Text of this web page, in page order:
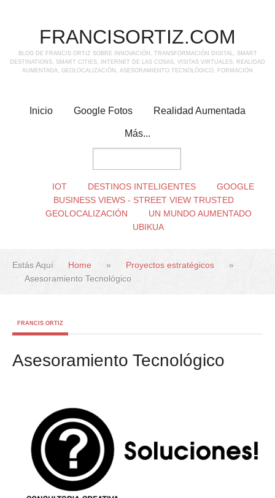
FRANCISORTIZ.COM
BLOG DE FRANCIS ORTIZ SOBRE INNOVACIÓN, TRANSFORMACIÓN DIGITAL, SMART
DESTINATIONS, SMART CITIES, INTERNET DE LAS COSAS, VISITAS VIRTUALES, REALIDAD
AUMENTADA, GEOLOCALIZACIÓN, ASESORAMIENTO TECNOLÓGICO, FORMACIÓN
Inicio Google Fotos Realidad Aumentada
Más...
IOT DESTINOS INTELIGENTES
GOOGLE
BUSINESS VIEWS - STREET VIEW TRUSTED
GEOLOCALIZACIÓN
UN MUNDO AUMENTADO
UBIKUA
Estás Aquí Home » Proyectos estratégicos
»
Asesoramiento Tecnológico
FRANCIS ORTIZ
Asesoramiento Tecnológico